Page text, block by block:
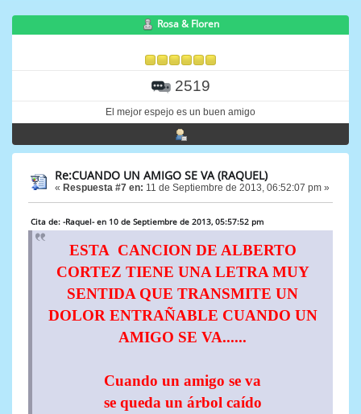
Rosa & Floren
2519
El mejor espejo es un buen amigo
Re:CUANDO UN AMIGO SE VA (RAQUEL)
« Respuesta #7 en: 11 de Septiembre de 2013, 06:52:07 pm »
Cita de: -Raquel- en 10 de Septiembre de 2013, 05:57:52 pm
ESTA CANCION DE ALBERTO
CORTEZ TIENE UNA LETRA MUY
SENTIDA QUE TRANSMITE UN
DOLOR ENTRAÑABLE CUANDO UN
AMIGO SE VA......
Cuando un amigo se va
se queda un árbol caído